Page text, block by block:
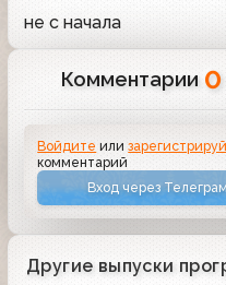
не с начала
Комментарии 0
Войдите или
комментарий
Вход через
Другие выпуски